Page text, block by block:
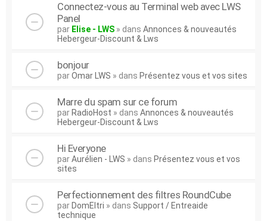
Connectez-vous au Terminal web avec LWS
Panel
par Elise - LWS » dans Annonces & nouveautés
Hebergeur-Discount & Lws
bonjour
parOmar LWS » dans Présentez vous et vos sites
Marre du spam sur ce forum
par RadioHost » dans Annonces & nouveautés
Hebergeur-Discount & Lws
Hi Everyone
parAurélien - LWS » dans Présentez vous et vos
sites
Perfectionnement des filtres RoundCube
par DomEltri » dans Support / Entreaide
technique